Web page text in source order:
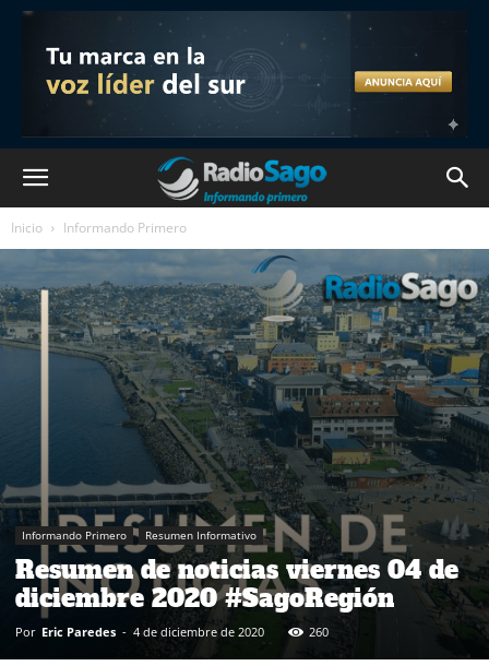
Inicio Informando Primero
Informando Primero Resumen Informativo
Resumen de noticias viernes 04 de
diciembre 2020 #SagoRegión
Por Eric Paredes - 4 de diciembre de 2020 260